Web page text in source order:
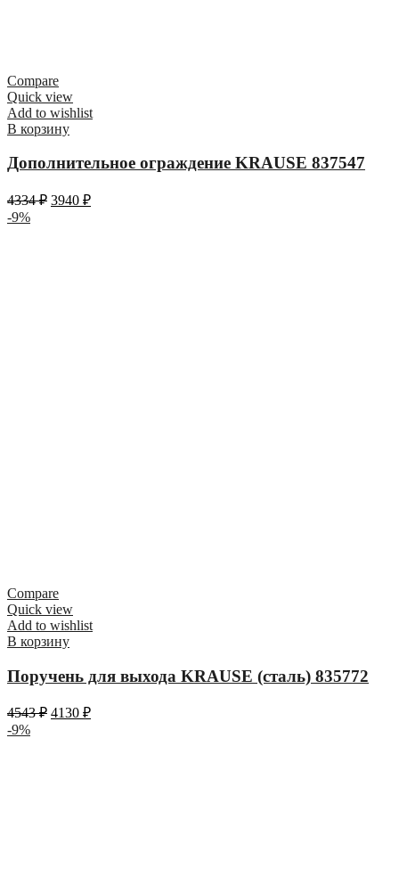
Compare
Quick view
Add to wishlist
В корзину
Дополнительное ограждение KRAUSE 837547
4334₽ 3940 ₽
-9%
Compare
Quick view
Add to wishlist
В корзину
Поручень для выхода KRAUSE (сталь) 835772
4543₽ 4130 ₽
-9%